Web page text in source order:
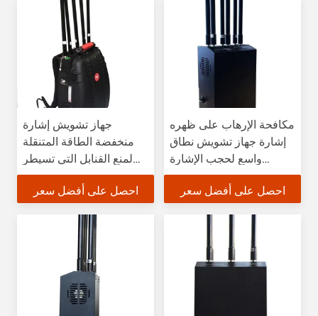
جهاز تشويش إشارة
منخفضة الطاقة المتنقلة
لمنع القنابل التي تسيطر
عليها عن بعد
احصل على أفضل سعر
مكافحة الإرهاب على ظهره
إشارة جهاز تشويش نطاق
واسع لحجب الإشارة
اللاسلكية
احصل على أفضل سعر